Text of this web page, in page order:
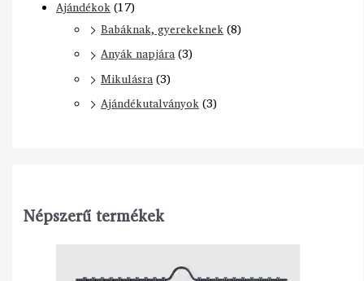
Ajándékok(17)
Babáknak, gyerekeknek(8)
Anyák napjára(3)
Mikulásra(3)
Ajándékutalványok(3)
Népszerű termékek